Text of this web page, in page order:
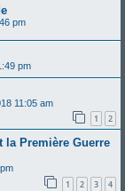
pm
pm
11:05 am
1 2
la Première Guerre
1 2 3 4